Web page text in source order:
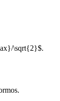
\sqrt{2}$.